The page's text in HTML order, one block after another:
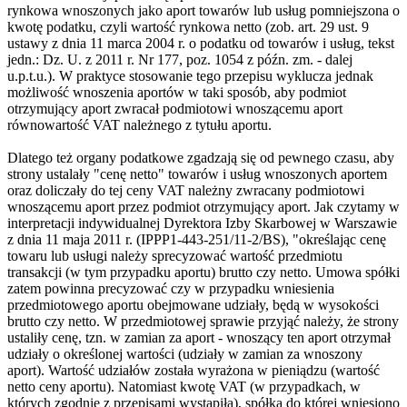
rynkowa wnoszonych jako aport towarów lub usług pomniejszona o
kwotę podatku, czyli wartość rynkowa netto (zob. art. 29 ust. 9
ustawy z dnia 11 marca 2004 r. o podatku od towarów i usług, tekst
jedn.: Dz. U. z 2011 r. Nr 177, poz. 1054 z późn. zm. - dalej
u.p.t.u.). W praktyce stosowanie tego przepisu wyklucza jednak
możliwość wnoszenia aportów w taki sposób, aby podmiot
otrzymujący aport zwracał podmiotowi wnoszącemu aport
równowartość VAT należnego z tytułu aportu.
Dlatego też organy podatkowe zgadzają się od pewnego czasu, aby
strony ustalały "cenę netto" towarów i usług wnoszonych aportem
oraz doliczały do tej ceny VAT należny zwracany podmiotowi
wnoszącemu aport przez podmiot otrzymujący aport. Jak czytamy w
interpretacji indywidualnej Dyrektora Izby Skarbowej w Warszawie
z dnia 11 maja 2011 r. (IPPP1-443-251/11-2/BS), "określając cenę
towaru lub usługi należy sprecyzować wartość przedmiotu
transakcji (w tym przypadku aportu) brutto czy netto. Umowa spółki
zatem powinna precyzować czy w przypadku wniesienia
przedmiotowego aportu obejmowane udziały, będą w wysokości
brutto czy netto. W przedmiotowej sprawie przyjąć należy, że strony
ustaliły cenę, tzn. w zamian za aport - wnoszący ten aport otrzymał
udziały o określonej wartości (udziały w zamian za wnoszony
aport). Wartość udziałów została wyrażona w pieniądzu (wartość
netto ceny aportu). Natomiast kwotę VAT (w przypadkach, w
których zgodnie z przepisami wystąpiła), spółka do której wniesiono